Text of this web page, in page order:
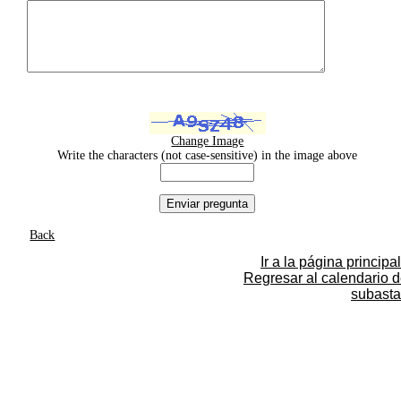
Change Image
Write the characters (not case-sensitive) in the image above
Back
Ir a la página principal
Regresar al calendario